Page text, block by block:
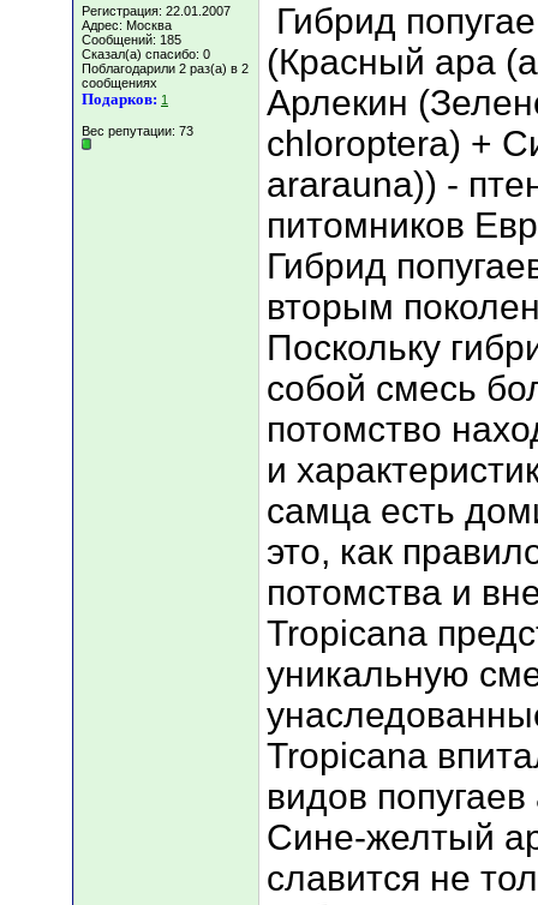
Регистрация: 22.01.2007
Адрес: Москва
Сообщений: 185
Сказал(а) спасибо: 0
Поблагодарили 2 раз(а) в 2
сообщениях
Подарков: 1
Вес репутации: 73
Гибрид
(Красный ара
Арлекин
chloroptera) +
ararauna)) -
питомников
Гибрид
вторым
Поскольку
собой смесь
потомство
и
самца есть
это, как
потомства и
Tropicana
уникальную
Tropicana
видов
Сине-желтый
славится не